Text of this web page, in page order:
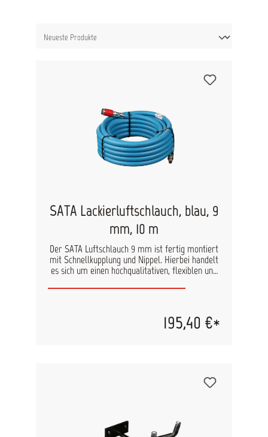
SATA Lackierluftschlauch, blau, 9
mm, 10 m
Der SATA Luftschlauch 9 mm ist fertig montiert
mit Schnellkupplung und Nippel. Hierbei handelt
es sich um einen hochqualitativen, flexiblen und
elektrisch leitfähig nach DIN EN 1953 Berstdruck
195,40 €*